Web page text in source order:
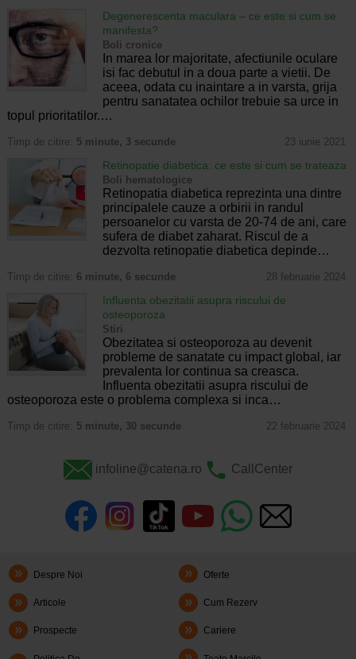
Degenerescenta maculara – ce este si cum se
manifesta?
Boli cronice
In marea lor majoritate, afectiunile oculare
isi fac debutul in a doua parte a vietii. De
aceea, odata cu inaintare a in varsta, grija
pentru sanatatea ochilor trebuie sa urce in
topul prioritatilor.…
Timp de citire: 5 minute, 3 secunde 23 iunie 2021
Retinopatie diabetica: ce este si cum se trateaza
Boli hematologice
Retinopatia diabetica reprezinta una dintre
principalele cauze a orbirii in randul
persoanelor cu varsta de 20-74 de ani, care
sufera de diabet zaharat. Riscul de a
dezvolta retinopatie diabetica depinde…
Timp de citire: 6 minute, 6 secunde 28 februarie 2024
Influenta obezitatii asupra riscului de
osteoporoza
Stiri
Obezitatea si osteoporoza au devenit
probleme de sanatate cu impact global, iar
prevalenta lor continua sa creasca.
Influenta obezitatii asupra riscului de
osteoporoza este o problema complexa si inca…
Timp de citire: 5 minute, 30 secunde 22 februarie 2024
infoline@catena.ro CallCenter
Despre Noi Oferte
Articole Cum Rezerv
Prospecte Cariere